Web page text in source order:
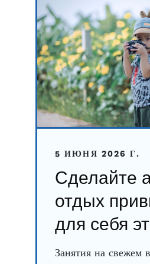
5 ИЮНЯ 2026 Г.
Сделайте
отдых
для себя
Занятия на свежем